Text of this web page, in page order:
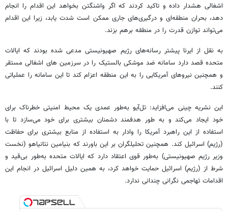
اشغالی هشدار داده و تاکید کردند که اگر واشنگتن بخواهد این اقدام را انجام
دهد، بحران منطقه‌ای و درگیری‌های جاری ممکن است شدت یابد، زیرا این اقدام
می‌تواند توازن قدرت را در منطقه برهم بزند.
به نقل از ایرنا پیشتر رسانه‌های رژیم صهیونیستی مدعی شده بودند که ایالات
متحده قصد دارد سامانه ضد موشکی بالستیک را در سرزمین های اشغالی مستقر
و همچنین نیروهای آمریکایی را به این منطقه اعزام کند تا این سامانه را عملیاتی
کنند.
این نشریه چینی می‌افزاید: تل‌آیو به‌طور عمدی یک محیط امنیتی خطرناک برای
خود ایجاد می‌کند و به طور هدفمند دشمنان بیشتری برای خود می‌سازد تا با
استفاده از این راهبرد آمریکا را وادار به استفاده از منابع بیشتری برای حفاظت
(رژیم) اسرائیل کند. همچنین تحلیلگران بر این باورند که بنیامین نتانیاهو (نخست
وزیر رژیم صهیونیستی) به‌طور قوی اعتقاد دارد که ایالات متحده به‌طور بی‌قید و
شرط از (رژیم) اسرائیل حمایت خواهد کرد، به همین دلیل اسرائیل در انجام این
اقدامات تهاجمی نگرانی چندانی ندارد.